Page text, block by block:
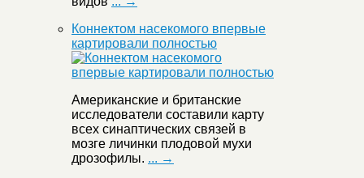
Коннектом насекомого впервые
картировали полностью
Американские и британские
исследователи составили карту
всех синаптических связей в
мозге личинки плодовой мухи
дрозофилы. ... →